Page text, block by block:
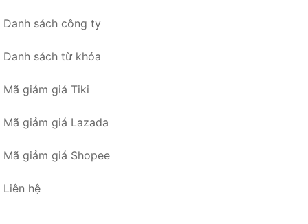
Danh sách công ty
Danh sách từ khóa
Mã giảm giá Tiki
Mã giảm giá Lazada
Mã giảm giá Shopee
Liên hệ